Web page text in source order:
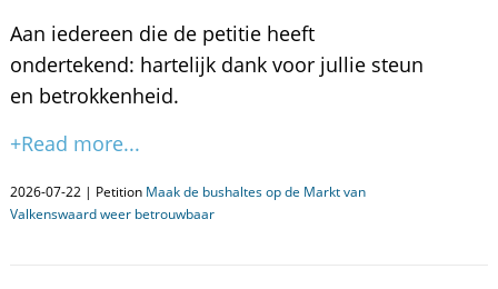
Aan iedereen die de petitie heeft
ondertekend: hartelijk dank voor jullie steun
en betrokkenheid.
+Read more...
2026-07-22 | Petition Maak de bushaltes op de Markt van
Valkenswaard weer betrouwbaar